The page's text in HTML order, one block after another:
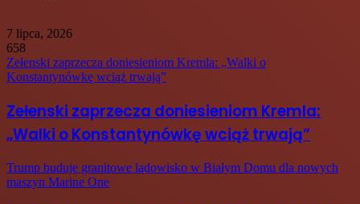
7 lipca, 2026
658
Zełenski zaprzecza doniesieniom Kremla: „Walki o
Konstantynówkę wciąż trwają”
Zełenski zaprzecza doniesieniom Kremla:
„Walki o Konstantynówkę wciąż trwają”
Trump buduje granitowe lądowisko w Białym Domu dla nowych
maszyn Marine One